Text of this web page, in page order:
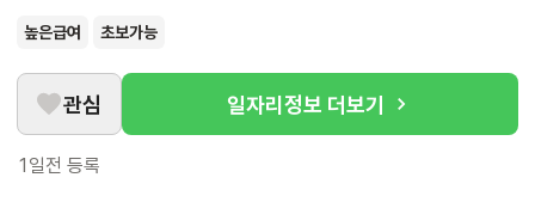
높은급여 초보가능
관심 일자리정보 더보기
1일전 등록